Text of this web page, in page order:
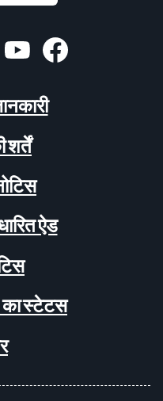
शर्तें
ऐड
का स्टेटस